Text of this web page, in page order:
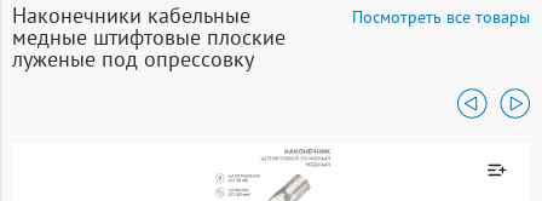
Наконечники кабельные
медные штифтовые плоские
луженые под опрессовку
Посмотреть все товары